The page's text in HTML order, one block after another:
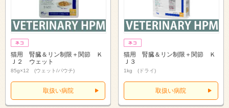
猫用 腎臓＆リン制限＋関節 Ｋ
Ｊ２ ウェット
85g×12 (ウェット/パウチ)
取扱い病院
猫用 腎臓＆リン制限＋関節 Ｋ
Ｊ３
1kg (ドライ)
取扱い病院